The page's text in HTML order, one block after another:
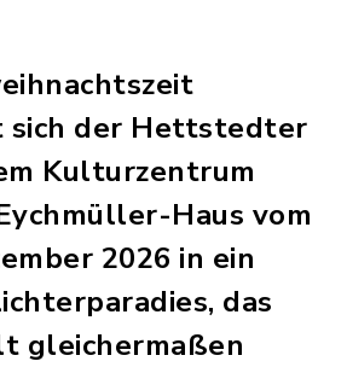
der Hettstedter
Kulturzentrum
Haus vom
2026 in ein
das
gleichermaßen